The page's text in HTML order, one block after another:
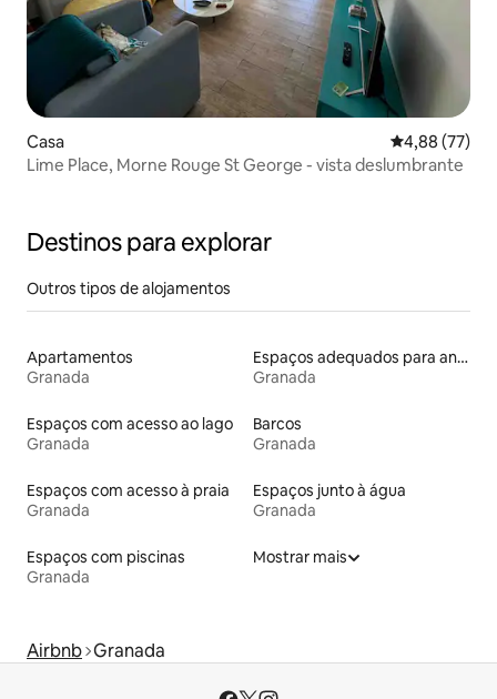
Casa Classificação
4,88 (77)
Lime Place, Morne Rouge St George - vista deslumbrante
Destinos para explorar
Outros tipos de alojamentos
Apartamentos
Granada
Espaços adequados para animais de estimação
Granada
Espaços com acesso ao lago
Granada
Barcos
Granada
Espaços com acesso à praia
Granada
Espaços junto à água
Granada
Espaços com piscinas
Granada
Mostrar mais
Airbnb Granada